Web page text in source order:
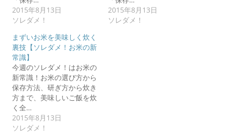
2015年8月13日
ソレダメ！
2015年8月13日
ソレダメ！
まずいお米を美味しく炊く
裏技【ソレダメ！お米の新
常識】
今週のソレダメ！はお米の
新常識！お米の選び方から
保存方法、研ぎ方から炊き
方まで、美味しいご飯を炊
く全…
2015年8月13日
ソレダメ！